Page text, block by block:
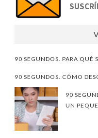
90 SEGUNDOS. PARA QUÉ
90 SEGUNDOS. CÓMO
90
UN